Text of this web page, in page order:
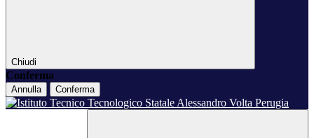
Chiudi
Conferma
Annulla Conferma